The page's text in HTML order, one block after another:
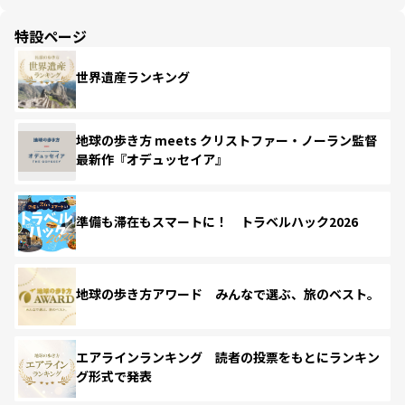
特設ページ
世界遺産ランキング
地球の歩き方 meets クリストファー・ノーラン監督
最新作『オデュッセイア』
準備も滞在もスマートに！ トラベルハック2026
地球の歩き方アワード みんなで選ぶ、旅のベスト。
エアラインランキング 読者の投票をもとにランキン
グ形式で発表